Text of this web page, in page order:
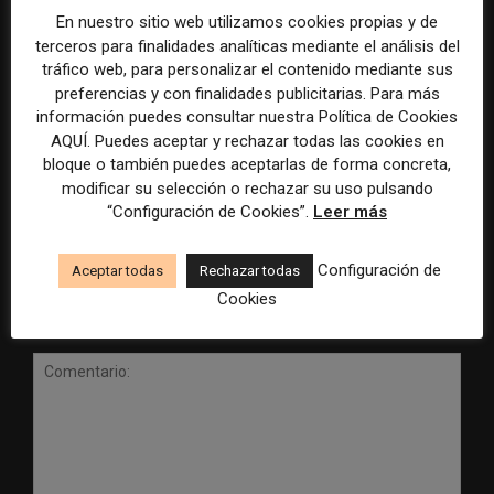
Radio Televisión Madrid
establece un sistema de
control para el uso de la
inteligencia artificial
ADEPA crea un premio
especial para la mejor
cobertura periodística del
Mundial 2026
En nuestro sitio web utilizamos cookies propias y de
terceros para finalidades analíticas mediante el análisis del
tráfico web, para personalizar el contenido mediante sus
preferencias y con finalidades publicitarias. Para más
información puedes consultar nuestra Política de Cookies
AQUÍ. Puedes aceptar y rechazar todas las cookies en
bloque o también puedes aceptarlas de forma concreta,
modificar su selección o rechazar su uso pulsando
“Configuración de Cookies”. Leer más
Aceptar todas Rechazar todas
Configuración de
Cookies